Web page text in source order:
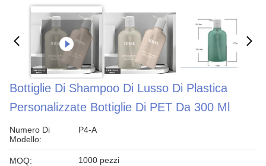
Bottiglie Di Shampoo Di Lusso Di Plastica
Personalizzate Bottiglie Di PET Da 300 Ml
Numero Di
Modello:
P4-A
MOQ: 1000 pezzi